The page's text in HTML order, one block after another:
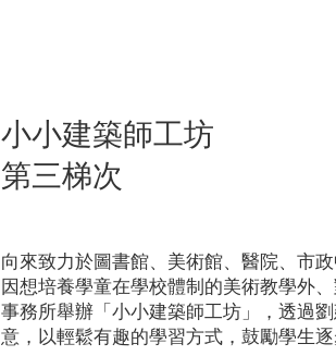
小小建築師工坊
第三梯次
向來致力於圖書館、美術館、醫院、市
因想培養學童在學校體制的美術教學外
事務所舉辦「小小建築師工坊」，透過
意，以輕鬆有趣的學習方式，鼓勵學生